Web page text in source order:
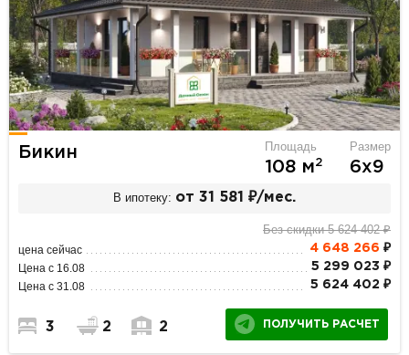
Бикин Площадь
108 м2
Размер
6х9
В ипотеку: от 31 581 ₽/мес.
Без скидки 5 624 402 ₽
цена сейчас 4 648 266 ₽
Цена с 16.08 5 299 023 ₽
Цена с 31.08 5 624 402 ₽
3 2 2 ПОЛУЧИТЬ РАСЧЕТ